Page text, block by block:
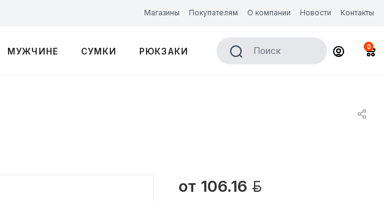
Магазины Покупателям О компании Новости Контакты
МУЖЧИНЕ СУМКИ РЮКЗАКИ Поиск 0
от 106.16 